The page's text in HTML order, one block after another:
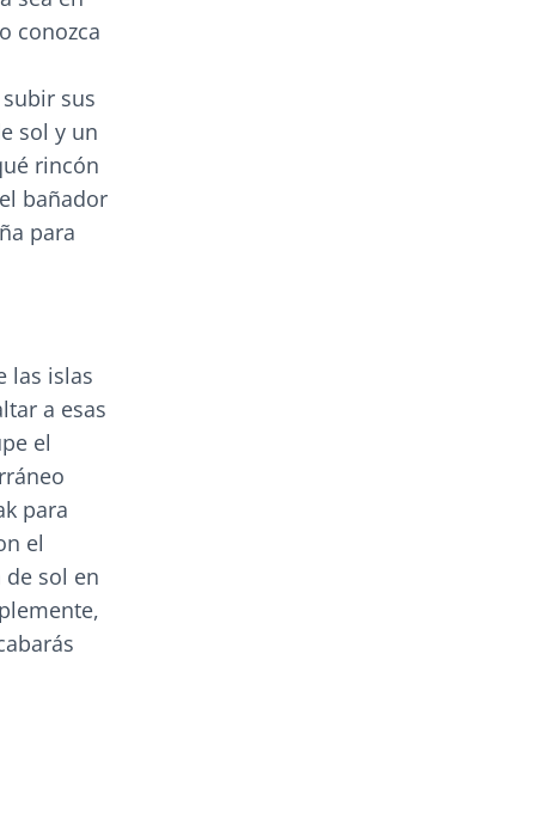
conozca
sus
sol y un
rincón
bañador
para
las islas
a esas
el
para
el
sol en